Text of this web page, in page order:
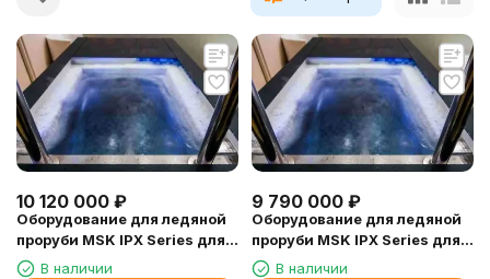
10 120 000 ₽
Оборудование для ледяной
проруби MSK IPX Series для
объема 10 куб.м
В наличии
9 790 000 ₽
Оборудование для ледяной
проруби MSK IPX Series для
объема 9 куб.м
В наличии